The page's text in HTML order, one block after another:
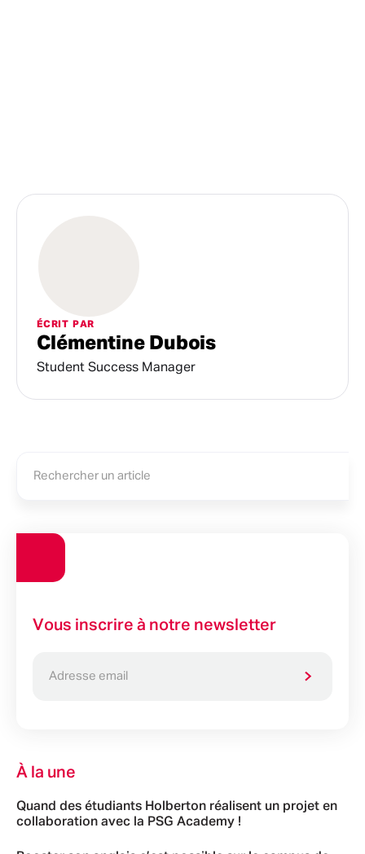
ÉCRIT PAR
Clémentine Dubois
Student Success Manager
Vous inscrire à notre newsletter
À la une
Quand des étudiants Holberton réalisent un projet en
collaboration avec la PSG Academy !